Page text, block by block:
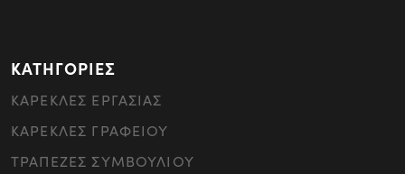
ΚΑΤΗΓΟΡΙΕΣ
ΚΑΡΕΚΛΕΣ ΕΡΓΑΣΙΑΣ
ΚΑΡΕΚΛΕΣ ΓΡΑΦΕΙΟΥ
ΤΡΑΠΕΖΕΣ ΣΥΜΒΟΥΛΙΟΥ